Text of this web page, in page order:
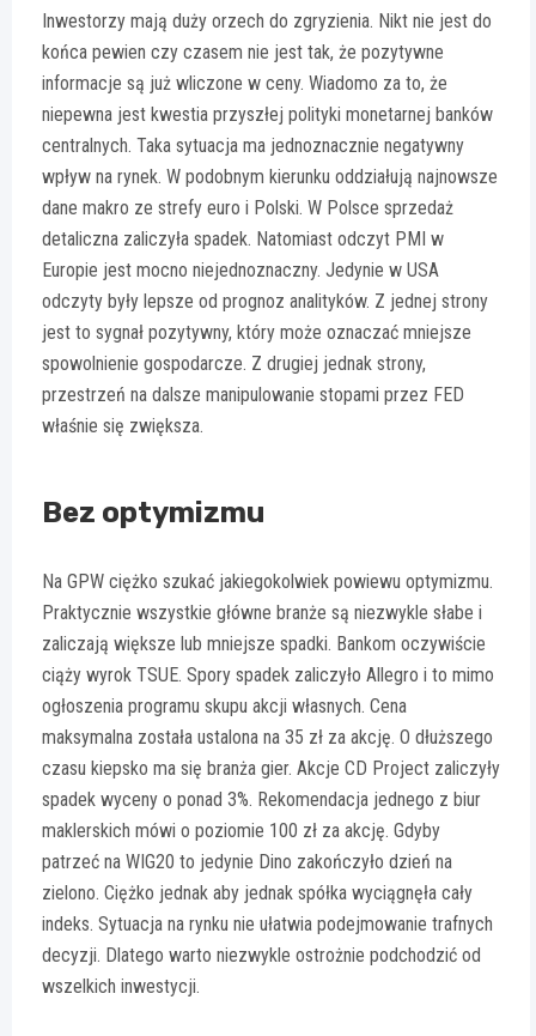
Inwestorzy mają duży orzech do zgryzienia. Nikt nie jest do
końca pewien czy czasem nie jest tak, że pozytywne
informacje są już wliczone w ceny. Wiadomo za to, że
niepewna jest kwestia przyszłej polityki monetarnej banków
centralnych. Taka sytuacja ma jednoznacznie negatywny
wpływ na rynek. W podobnym kierunku oddziałują najnowsze
dane makro ze strefy euro i Polski. W Polsce sprzedaż
detaliczna zaliczyła spadek. Natomiast odczyt PMI w
Europie jest mocno niejednoznaczny. Jedynie w USA
odczyty były lepsze od prognoz analityków. Z jednej strony
jest to sygnał pozytywny, który może oznaczać mniejsze
spowolnienie gospodarcze. Z drugiej jednak strony,
przestrzeń na dalsze manipulowanie stopami przez FED
właśnie się zwiększa.
Bez optymizmu
Na GPW ciężko szukać jakiegokolwiek powiewu optymizmu.
Praktycznie wszystkie główne branże są niezwykle słabe i
zaliczają większe lub mniejsze spadki. Bankom oczywiście
ciąży wyrok TSUE. Spory spadek zaliczyło Allegro i to mimo
ogłoszenia programu skupu akcji własnych. Cena
maksymalna została ustalona na 35 zł za akcję. O dłuższego
czasu kiepsko ma się branża gier. Akcje CD Project zaliczyły
spadek wyceny o ponad 3%. Rekomendacja jednego z biur
maklerskich mówi o poziomie 100 zł za akcję. Gdyby
patrzeć na WIG20 to jedynie Dino zakończyło dzień na
zielono. Ciężko jednak aby jednak spółka wyciągnęła cały
indeks. Sytuacja na rynku nie ułatwia podejmowanie trafnych
decyzji. Dlatego warto niezwykle ostrożnie podchodzić od
wszelkich inwestycji.